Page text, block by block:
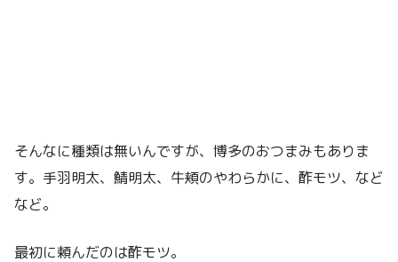
そんなに種類は無いんですが、博多のおつまみもありま
す。手羽明太、鯖明太、牛頬のやわらかに、酢モツ、など
など。
最初に頼んだのは酢モツ。